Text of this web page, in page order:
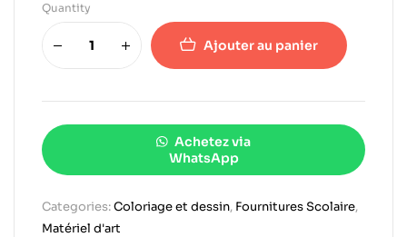
Quantity
Ajouter au panier
Achetez via
WhatsApp
Categories:Coloriage et dessin, Fournitures Scolaire,
Matériel d'art